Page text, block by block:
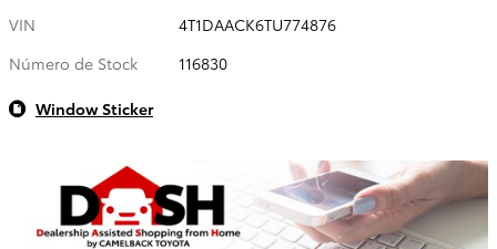
VIN
4T1DAACK6TU774876
Número de Stock
116830
Window Sticker